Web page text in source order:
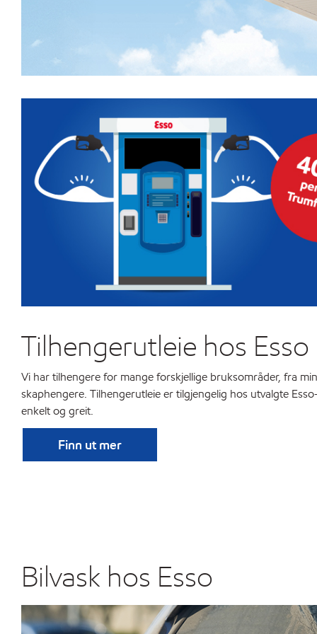
Tilhengerutleie hos Esso
Vi har tilhengere for mange forskjellige bruksområder, fra
skaphengere. Tilhengerutleie er tilgjengelig hos utvalgte
enkelt og greit.
Finn ut mer
Bilvask hos Esso